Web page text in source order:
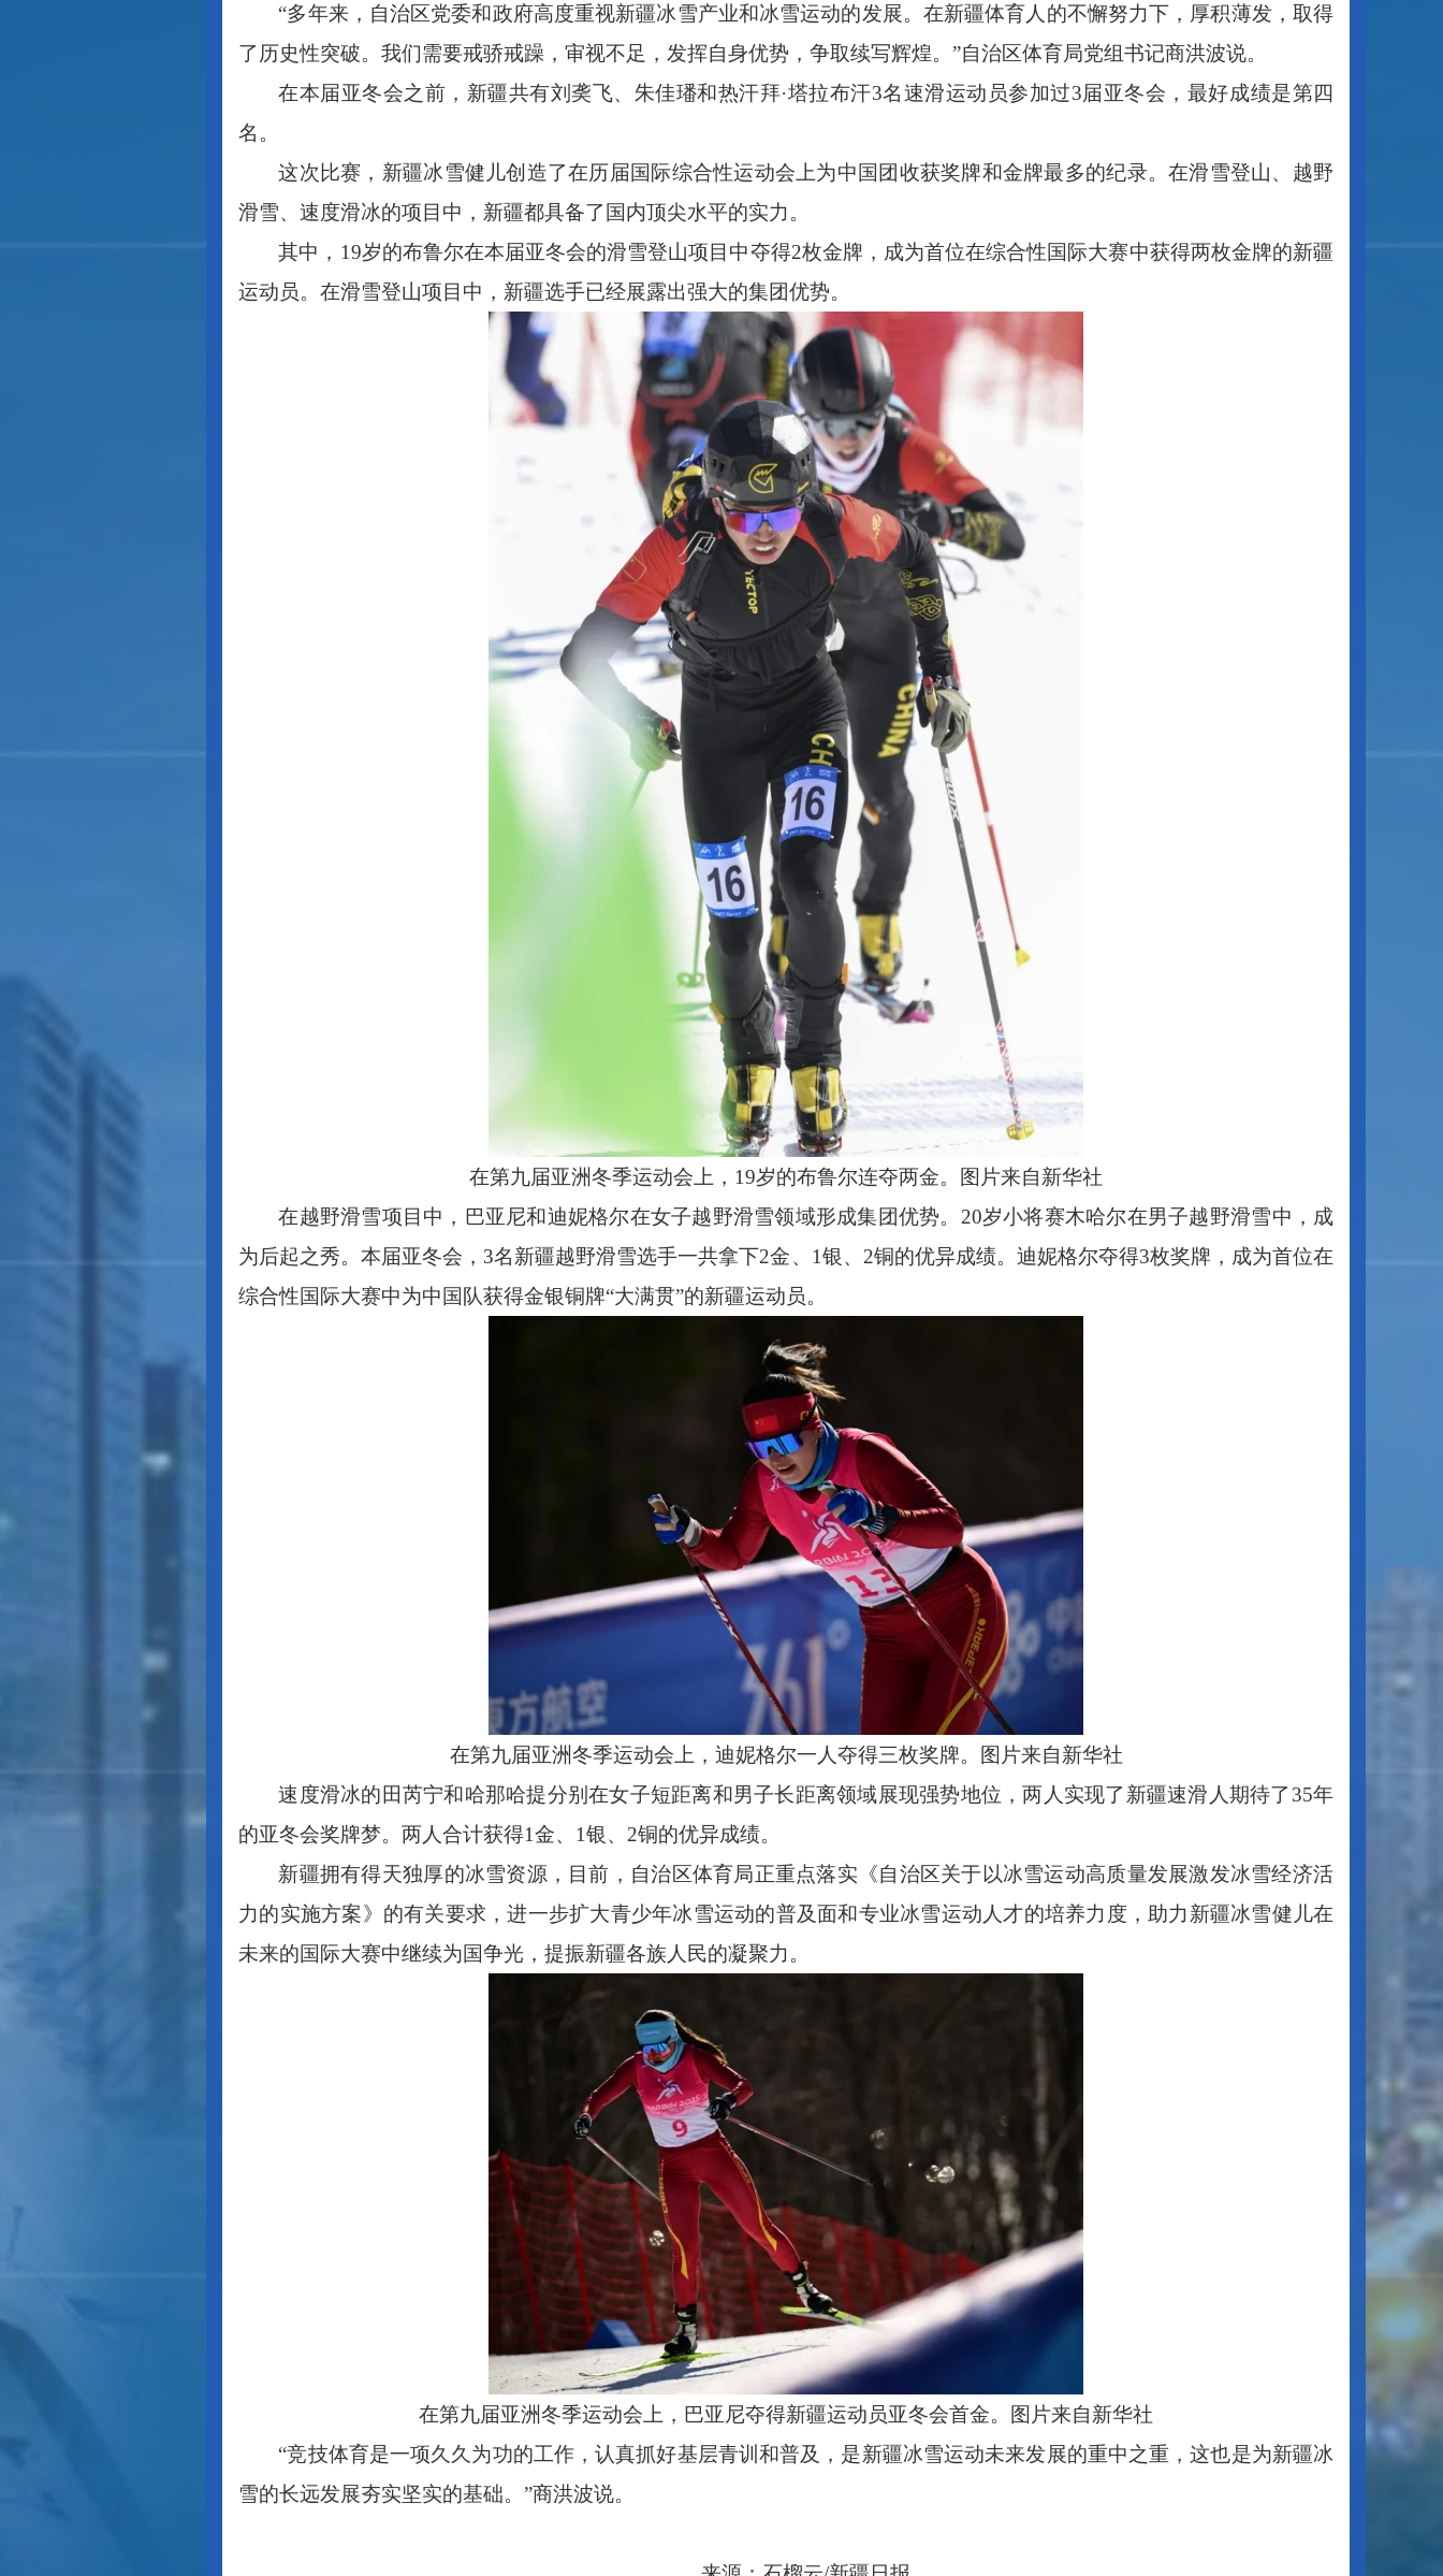
“多年来，自治区党委和政府高度重视新疆冰雪产业和冰雪运动的发展。在新疆体育人的不懈努力下，厚积薄发，取得
了历史性突破。我们需要戒骄戒躁，审视不足，发挥自身优势，争取续写辉煌。”自治区体育局党组书记商洪波说。
在本届亚冬会之前，新疆共有刘䶮飞、朱佳璠和热汗拜·塔拉布汗3名速滑运动员参加过3届亚冬会，最好成绩是第四
名。
这次比赛，新疆冰雪健儿创造了在历届国际综合性运动会上为中国团收获奖牌和金牌最多的纪录。在滑雪登山、越野
滑雪、速度滑冰的项目中，新疆都具备了国内顶尖水平的实力。
其中， 19岁的布鲁尔在本届亚冬会的滑雪登山项目中夺得2枚金牌，成为首位在综合性国际大赛中获得两枚金牌的新疆
运动员。在滑雪登山项目中，新疆选手已经展露出强大的集团优势。
在第九届亚洲冬季运动会上， 19岁的布鲁尔连夺两金。图片来自新华社
在越野滑雪项目中，巴亚尼和迪妮格尔在女子越野滑雪领域形成集团优势。 20岁小将赛木哈尔在男子越野滑雪中，成
为后起之秀。本届亚冬会，3名新疆越野滑雪选手一共拿下2金、1银、2铜的优异成绩。迪妮格尔夺得3枚奖牌，成为首位在
综合性国际大赛中为中国队获得金银铜牌“大满贯”的新疆运动员。
在第九届亚洲冬季运动会上，迪妮格尔一人夺得三枚奖牌。图片来自新华社
速度滑冰的田芮宁和哈那哈提分别在女子短距离和男子长距离领域展现强势地位，两人实现了新疆速滑人期待了 35年
的亚冬会奖牌梦。两人合计获得1金、1银、2铜的优异成绩。
新疆拥有得天独厚的冰雪资源，目前，自治区体育局正重点落实《自治区关于以冰雪运动高质量发展激发冰雪经济活
力的实施方案》的有关要求，进一步扩大青少年冰雪运动的普及面和专业冰雪运动人才的培养力度，助力新疆冰雪健儿在
未来的国际大赛中继续为国争光，提振新疆各族人民的凝聚力。
在第九届亚洲冬季运动会上，巴亚尼夺得新疆运动员亚冬会首金。图片来自新华社
“竞技体育是一项久久为功的工作，认真抓好基层青训和普及，是新疆冰雪运动未来发展的重中之重，这也是为新疆冰
雪的长远发展夯实坚实的基础。”商洪波说。